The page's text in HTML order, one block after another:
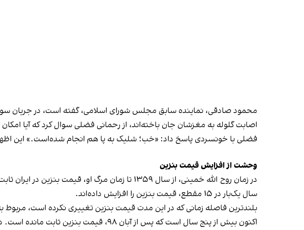
محمود صادقی، نماینده سابق مجلس شورای اسلامی، گفته است، در جریان
اصابت گلوله به مغزشان جان باخته‌اند، از رحمانی فضلی سوال کرد که آیا
فضلی با خونسردی پاسخ داد: «خب؛ شلیک به پا هم انجام شده‌است.» این
وحشت از افزایش قیمت بنزین
سال یک‌بار در ۱۵ مقطع، قیمت بنزین را افزایش داده‌اند.
بلندترین فاصله زمانی که در این مدت قیمت بنزین تغییری نکرده است، مربوط به سال‌های ۱۳۶۹ تا ۱۳۷۴، سپس از ۱۳۸۹ تا ۱۳۹۳ و در نهایت از سال
اکنون بیش از پنج سال است که پس از آبان